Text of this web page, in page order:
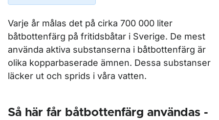
Varje år målas det på cirka 700 000 liter
båtbottenfärg på fritidsbåtar i Sverige. De mest
använda aktiva substanserna i båtbottenfärg är
olika kopparbaserade ämnen. Dessa substanser
läcker ut och sprids i våra vatten.
Så här får båtbottenfärg användas -